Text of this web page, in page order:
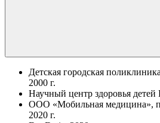
Детская городская
2000 г.
Научный центр здоровья
ООО «Мобильная медицина»,
2020 г.